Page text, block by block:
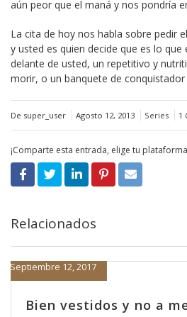
aún peor que el maná y nos pondría
La cita de hoy nos habla sobre pedir
y usted es quien decide que es lo
delante de usted, un repetitivo y
morir, o un banquete de
De super_user Agosto 12, 2013 Series 1
¡Comparte esta entrada, elige tu
Relacionados
Bien vestidos y no a
Septiembre 12, 2017